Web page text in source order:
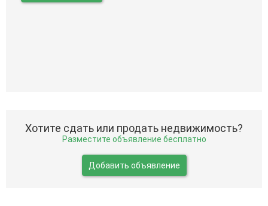
Хотите сдать или продать недвижимость?
Разместите объявление бесплатно
Добавить объявление